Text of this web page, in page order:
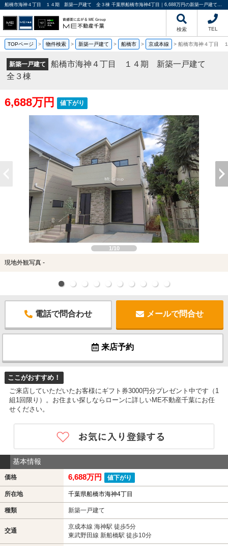
船橋市海神４丁目 １４期 新築一戸建て 全３棟 千葉県船橋市海神4丁目｜6,688万円の新築一戸建て｜分譲住宅や新築物件｜ME不動産千葉
検索 TEL
TOPページ > 物件検索 > 新築一戸建て > 船橋市 > 京成本線 > 船橋市海神４丁目
新築一戸建て
船橋市海神４丁目 １４期 新築一戸建て
全３棟
6,688万円 値下がり
1/10
現地外観写真 -
電話で問合わせ メールで問合せ
来店予約
ここがおすすめ！
ご来店していただいたお客様にギフト券3000円分プレゼント中です（1
組1回限り）。お住まい探しならローンに詳しいME不動産千葉にお任
せください。
基本情報
価格 6,688万円 値下がり
所在地 千葉県船橋市海神4丁目
種類 新築一戸建て
交通
京成本線 海神駅 徒歩5分
東武野田線 新船橋駅 徒歩10分